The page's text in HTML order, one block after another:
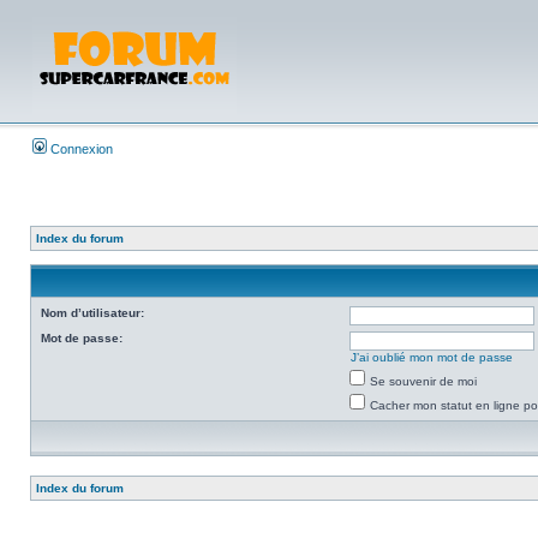
Connexion
Index du forum
Nom d’utilisateur:
Mot de passe:
J’ai oublié mon mot de passe
Se souvenir de moi
Cacher mon statut en ligne
Index du forum